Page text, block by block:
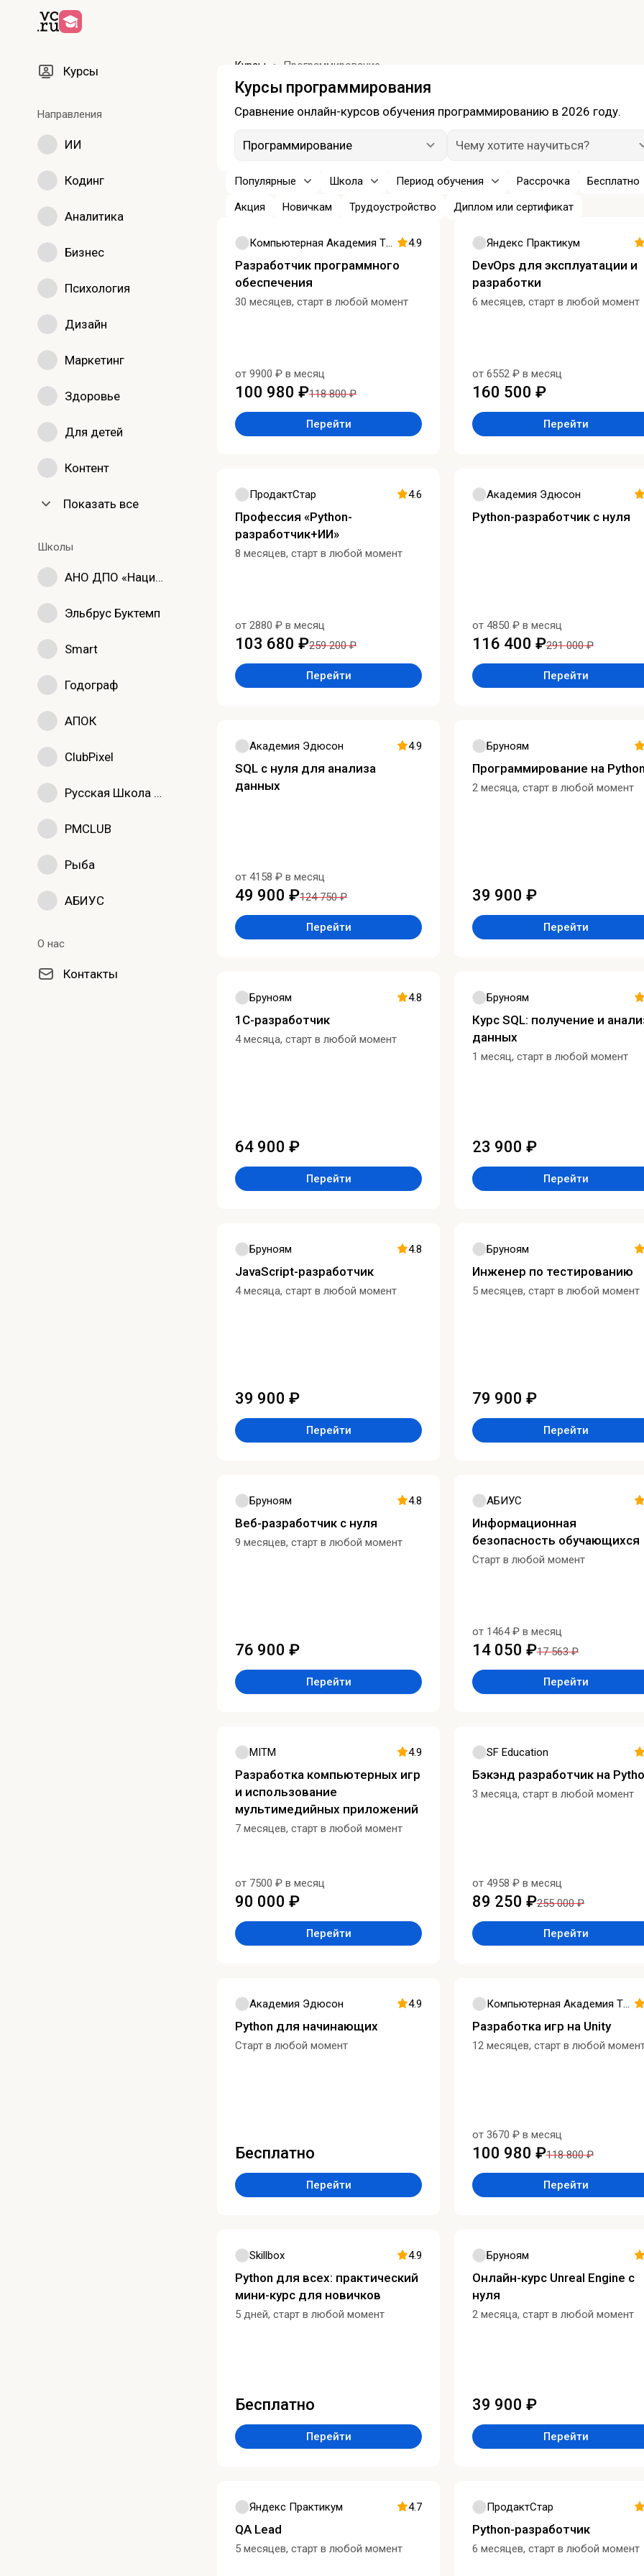
Курсы
Направления
ИИ
Кодинг
Аналитика
Бизнес
Психология
Дизайн
Маркетинг
Здоровье
Для детей
Контент
Показать все
Школы
АНО ДПО «Национальный исследовательский университет дополнительного образования и профессионального обучения имени К.Д. Ушинского»
Эльбрус Буктемп
Smart
Годограф
АПОК
ClubPixel
Русская Школа Управления
PMCLUB
Рыба
АБИУС
О нас
Контакты
Курсы Программирование
Курсы программирования
Сравнение онлайн-курсов обучения программированию в 2026 году.
Программирование Чему хотите научиться?
Популярные Школа Период обучения Рассрочка
Бесплатно
Акция
Новичкам Трудоустройство Диплом или сертификат
Компьютерная Академия ТОП 4.9
Разработчик программного
обеспечения
30 месяцев, старт в любой момент
от 9900 ₽ в месяц
100 980 ₽118 800 ₽
Перейти
Яндекс Практикум
DevOps для эксплуатации и
разработки
6 месяцев, старт в любой момент
от 6552 ₽ в месяц
160 500 ₽
Перейти
ПродактСтар 4.6
Профессия «Python-
разработчик+ИИ»
8 месяцев, старт в любой момент
от 2880 ₽ в месяц
103 680 ₽259 200 ₽
Перейти
Академия Эдюсон
Python-разработчик с нуля
от 4850 ₽ в месяц
116 400 ₽291 000 ₽
Перейти
Академия Эдюсон 4.9
SQL с нуля для анализа
данных
от 4158 ₽ в месяц
49 900 ₽124 750 ₽
Перейти
Бруноям
Программирование на
2 месяца, старт в любой момент
39 900 ₽
Перейти
Бруноям 4.8
1C-разработчик
4 месяца, старт в любой момент
64 900 ₽
Перейти
Бруноям
Курс SQL: получение и
данных
1 месяц, старт в любой момент
23 900 ₽
Перейти
Бруноям 4.8
JavaScript-разработчик
4 месяца, старт в любой момент
39 900 ₽
Перейти
Бруноям
Инженер по тестированию
5 месяцев, старт в любой момент
79 900 ₽
Перейти
Бруноям 4.8
Веб-разработчик с нуля
9 месяцев, старт в любой момент
76 900 ₽
Перейти
АБИУС
Информационная
безопасность обучающихся
Старт в любой момент
от 1464 ₽ в месяц
14 050 ₽17 563 ₽
Перейти
MITM 4.9
Разработка компьютерных игр
и использование
мультимедийных приложений
7 месяцев, старт в любой момент
от 7500 ₽ в месяц
90 000 ₽
Перейти
SF Education
Бэкэнд разработчик на
3 месяца, старт в любой момент
от 4958 ₽ в месяц
89 250 ₽255 000 ₽
Перейти
Академия Эдюсон 4.9
Python для начинающих
Старт в любой момент
Бесплатно
Перейти
Компьютерная Академия ТОП
Разработка игр на Unity
12 месяцев, старт в любой
от 3670 ₽ в месяц
100 980 ₽118 800 ₽
Перейти
Skillbox 4.9
Python для всех: практический
мини-курс для новичков
5 дней, старт в любой момент
Бесплатно
Перейти
Бруноям
Онлайн-курс Unreal Engine с
нуля
2 месяца, старт в любой момент
39 900 ₽
Перейти
Яндекс Практикум 4.7
QA Lead
5 месяцев, старт в любой момент
ПродактСтар
Python-разработчик
6 месяцев, старт в любой момент